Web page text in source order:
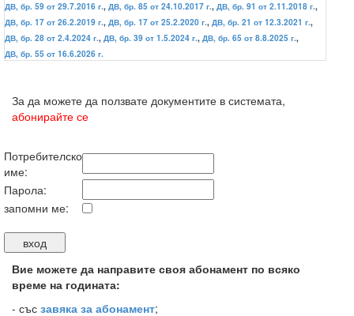
ДВ, бр. 59 от 29.7.2016 г., ДВ, бр. 85 от 24.10.2017 г., ДВ, бр. 91 от 2.11.2018 г.,
ДВ, бр. 17 от 26.2.2019 г., ДВ, бр. 17 от 25.2.2020 г., ДВ, бр. 21 от 12.3.2021 г.,
ДВ, бр. 28 от 2.4.2024 г., ДВ, бр. 39 от 1.5.2024 г., ДВ, бр. 65 от 8.8.2025 г.,
ДВ, бр. 55 от 16.6.2026 г.
За да можете да ползвате документите в системата,
абонирайте се
Потребителско
име:
Парола:
запомни ме:
Вие можете да направите своя абонамент по всяко
време на годината:
- със завяка за абонамент;